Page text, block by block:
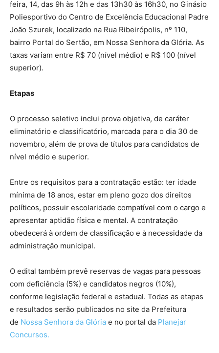
feira, 14, das 9h às 12h e das 13h30 às 16h30, no Ginásio
Poliesportivo do Centro de Excelência Educacional Padre
João Szurek, localizado na Rua Ribeirópolis, nº 110,
bairro Portal do Sertão, em Nossa Senhora da Glória. As
taxas variam entre R$ 70 (nível médio) e R$ 100 (nível
superior).
Etapas
O processo seletivo inclui prova objetiva, de caráter
eliminatório e classificatório, marcada para o dia 30 de
novembro, além de prova de títulos para candidatos de
nível médio e superior.
Entre os requisitos para a contratação estão: ter idade
mínima de 18 anos, estar em pleno gozo dos direitos
políticos, possuir escolaridade compatível com o cargo e
apresentar aptidão física e mental. A contratação
obedecerá à ordem de classificação e à necessidade da
administração municipal.
O edital também prevê reservas de vagas para pessoas
com deficiência (5%) e candidatos negros (10%),
conforme legislação federal e estadual. Todas as etapas
e resultados serão publicados no site da Prefeitura
de Nossa Senhora da Glória e no portal da Planejar
Concursos.